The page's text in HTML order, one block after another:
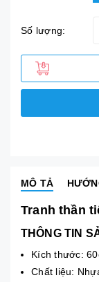
Số lượng:
MÔ TẢ
Tranh thần
THÔNG TIN
Kích thước:
Chất liệu: